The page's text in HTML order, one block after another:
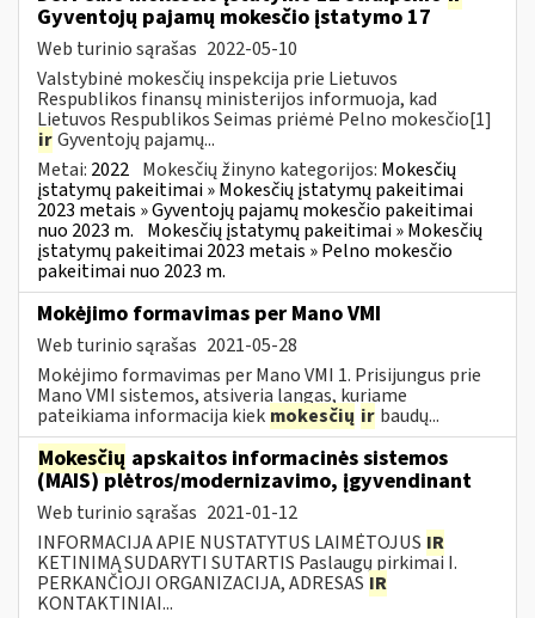
Gyventojų pajamų mokesčio įstatymo 17
Web turinio sąrašas 2022-05-10
Valstybinė mokesčių inspekcija prie Lietuvos
Respublikos finansų ministerijos informuoja, kad
Lietuvos Respublikos Seimas priėmė Pelno mokesčio[1]
irGyventojų pajamų...
Metai: 2022 Mokesčių žinyno kategorijos: Mokesčių
įstatymų pakeitimai » Mokesčių įstatymų pakeitimai
2023 metais » Gyventojų pajamų mokesčio pakeitimai
nuo 2023 m. Mokesčių įstatymų pakeitimai » Mokesčių
įstatymų pakeitimai 2023 metais » Pelno mokesčio
pakeitimai nuo 2023 m.
Mokėjimo formavimas per Mano VMI
Web turinio sąrašas 2021-05-28
Mokėjimo formavimas per Mano VMI 1. Prisijungus prie
Mano VMI sistemos, atsiveria langas, kuriame
pateikiama informacija kiek mokesčių ir baudų...
Mokesčių apskaitos informacinės sistemos
(MAIS) plėtros/modernizavimo, įgyvendinant
Web turinio sąrašas 2021-01-12
INFORMACIJA APIE NUSTATYTUS LAIMĖTOJUS IR
KETINIMĄ SUDARYTI SUTARTIS Paslaugų pirkimai I.
PERKANČIOJI ORGANIZACIJA, ADRESAS IR
KONTAKTINIAI...